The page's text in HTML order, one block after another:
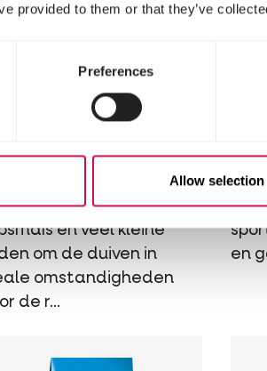
provided to them or that they’ve
Preferences
Allow selection
met gele
en veel kleine
om de duiven in
omstandigheden
de r...
All-
en